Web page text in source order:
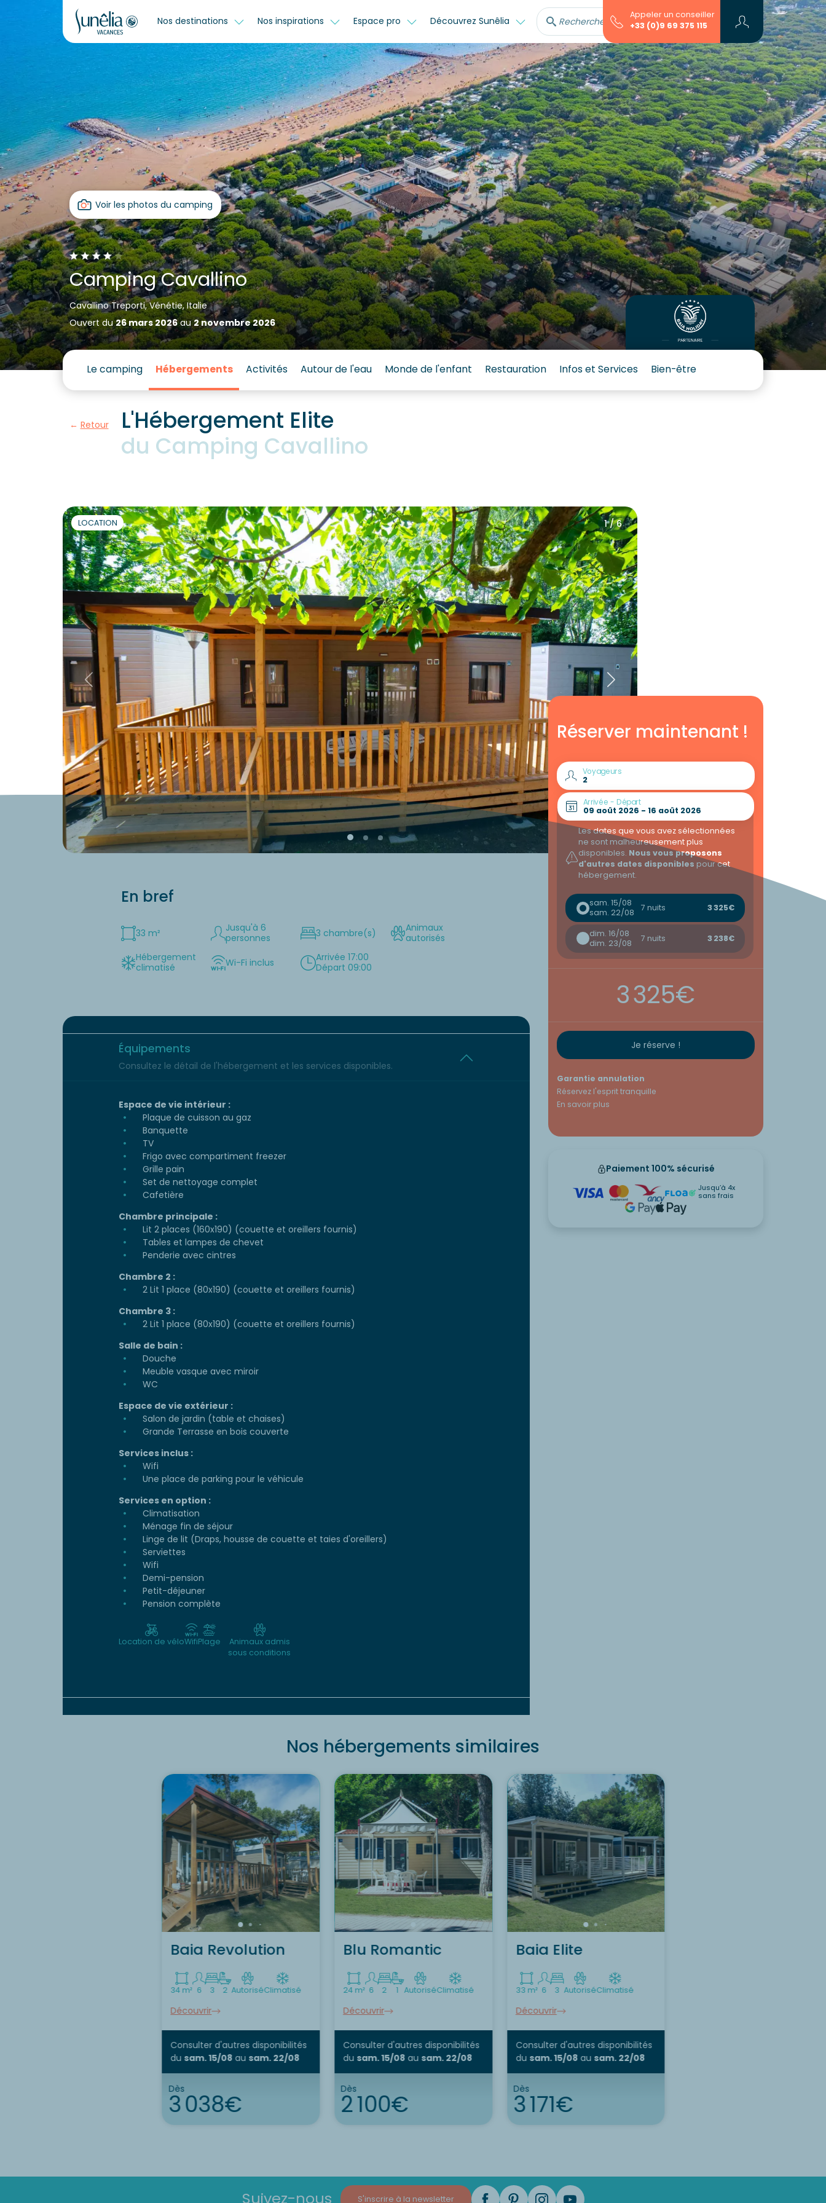
Nos destinations Nos inspirations Espace pro Découvrez Sunêlia Rechercher avec l'assistant...
Appeler un conseiller
+33 (0)9 69 375 115
Voir les photos du camping
Camping Cavallino
Cavallino Treporti, Vénétie, Italie
Ouvert du26 mars 2026au2 novembre 2026
Le camping Hébergements Activités Autour de l'eau Monde de l'enfant Restauration Infos et Services Bien-être
Retour
L'Hébergement Elite
du Camping Cavallino
Réserver maintenant !
Voyageurs
Arrivée - Départ
Les dates que vous avez sélectionnées
ne sont malheureusement plus
disponibles. Nous vous proposons
d'autres dates disponibles pour cet
hébergement.
sam. 15/08
sam. 22/08
7 nuits 3 325€
dim. 16/08
dim. 23/08
7 nuits 3 238€
3 325€
Je réserve !
Garantie annulation
Réservez l'esprit tranquille
En savoir plus
Paiement 100% sécurisé
Jusqu’à 4x
sans frais
1 / 6
LOCATION
En bref
33 m²
Jusqu'à 6
personnes
3 chambre(s)
Animaux
autorisés
Hébergement
climatisé
Wi-Fi inclus
Arrivée 17:00
Départ 09:00
Équipements
Consultez le détail de l'hébergement et les services disponibles.
Espace de vie intérieur :
Plaque de cuisson au gaz
Banquette
TV
Frigo avec compartiment freezer
Grille pain
Set de nettoyage complet
Cafetière
Chambre principale :
Lit 2 places (160x190) (couette et oreillers fournis)
Tables et lampes de chevet
Penderie avec cintres
Chambre 2 :
2 Lit 1 place (80x190) (couette et oreillers fournis)
Chambre 3 :
2 Lit 1 place (80x190) (couette et oreillers fournis)
Salle de bain :
Douche
Meuble vasque avec miroir
WC
Espace de vie extérieur :
Salon de jardin (table et chaises)
Grande Terrasse en bois couverte
Services inclus :
Wifi
Une place de parking pour le véhicule
Services en option :
Climatisation
Ménage fin de séjour
Linge de lit (Draps, housse de couette et taies d'oreillers)
Serviettes
Wifi
Demi-pension
Petit-déjeuner
Pension complète
Location de véloWifiPlage
Animaux admis
sous conditions
Nos hébergements similaires
Baia Revolution
34 m² 6 3 2 AutoriséClimatisé
Découvrir
Consulter d'autres disponibilités
du sam. 15/08 au sam. 22/08
Dès
3 038€
Blu Romantic
24 m² 6 2 1 AutoriséClimatisé
Découvrir
Consulter d'autres disponibilités
du sam. 15/08 au sam. 22/08
Dès
2 100€
Baia Elite
33 m² 6 3 AutoriséClimatisé
Découvrir
Consulter d'autres disponibilités
du sam. 15/08 au sam. 22/08
Dès
3 171€
Suivez-nous S'inscrire à la newsletter